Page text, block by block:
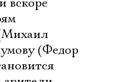
вскоре
(Федор